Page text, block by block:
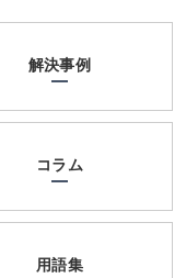
解決事例
コラム
用語集